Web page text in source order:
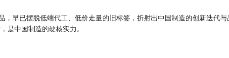
，早已摆脱低端代工、低价走量的旧标签，折射出中国制造的创新迭代与
是中国制造的硬核实力。